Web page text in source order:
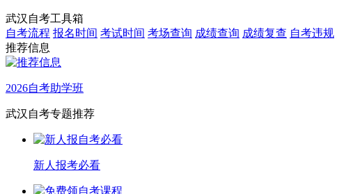
武汉自考工具箱
自考流程 报名时间 考试时间 考场查询 成绩查询 成绩复查 自考违规
推荐信息
2026自考助学班
武汉自考专题推荐
新人报考必看